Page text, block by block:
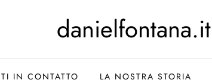
danielfontana.it
IN CONTATTO LA NOSTRA STORIA